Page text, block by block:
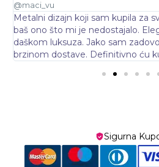
@maci_vu
Metalni dizajn koji sam kupila za
baš ono što mi je nedostajalo.
daškom luksuza. Jako sam
brzinom dostave. Definitivno ću
Sigurna